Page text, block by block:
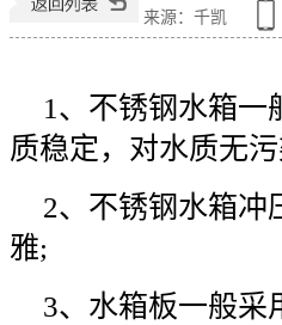
来源：千凯
1、不锈钢水箱一
质稳定，对水质无
2、不锈钢水箱冲
雅;
3、水箱板一般采